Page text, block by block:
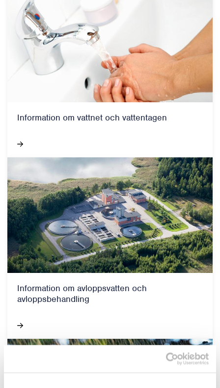
Information om vattnet och vattentagen
Information om avloppsvatten och
avloppsbehandling